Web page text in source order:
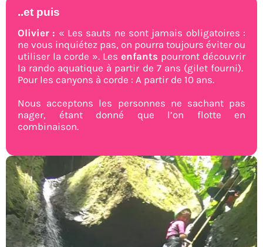
..et puis
Olivier : « Les sauts ne sont jamais obligatoires :
ne vous inquiétez pas, on pourra toujours éviter ou
utiliser la corde ». Les enfants pourront découvrir
la rando aquatique à partir de 7 ans (gilet fourni).
Pour les canyons à corde : A partir de 10 ans.
Nous acceptons les personnes ne sachant pas
nager, étant donné que l’on flotte en
combinaison.